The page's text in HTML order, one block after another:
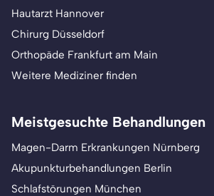
Hautarzt Hannover
Chirurg Düsseldorf
Orthopäde Frankfurt am Main
Weitere Mediziner finden
Meistgesuchte Behandlungen
Magen-Darm Erkrankungen Nürnberg
Akupunkturbehandlungen Berlin
Schlafstörungen München